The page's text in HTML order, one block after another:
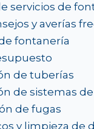
servicios de
y averías
fontanería
de tuberías
de sistemas
de fugas
y limpieza de